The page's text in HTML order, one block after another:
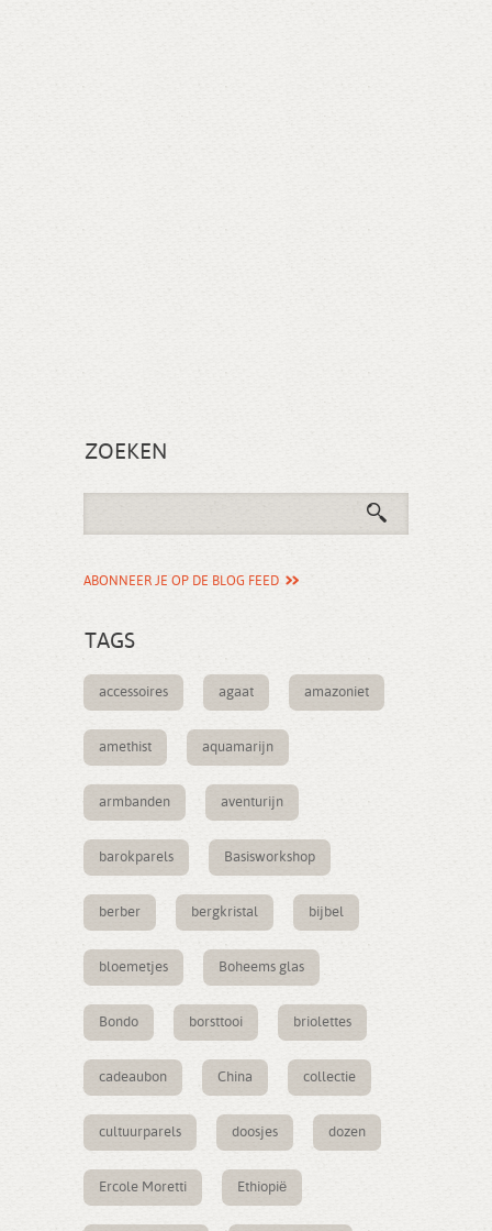
ZOEKEN
ABONNEER JE OP DE BLOG FEED
TAGS
accessoires agaat amazoniet
amethist aquamarijn
armbanden aventurijn
barokparels Basisworkshop
berber bergkristal bijbel
bloemetjes Boheems glas
Bondo borsttooi briolettes
cadeaubon China collectie
cultuurparels doosjes dozen
Ercole Moretti Ethiopië